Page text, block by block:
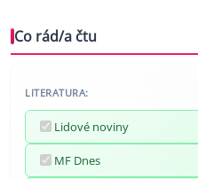
Co rád/a čtu
LITERATURA:
Lidové noviny
MF Dnes